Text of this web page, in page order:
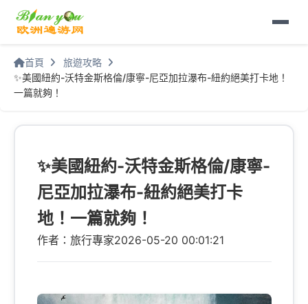
首頁
旅遊攻略
✨美國紐約-沃特金斯格倫/康寧-尼亞加拉瀑布-紐約絕美打卡地！
一篇就夠！
✨美國紐約-沃特金斯格倫/康寧-
尼亞加拉瀑布-紐約絕美打卡
地！一篇就夠！
作者：旅行專家2026-05-20 00:01:21